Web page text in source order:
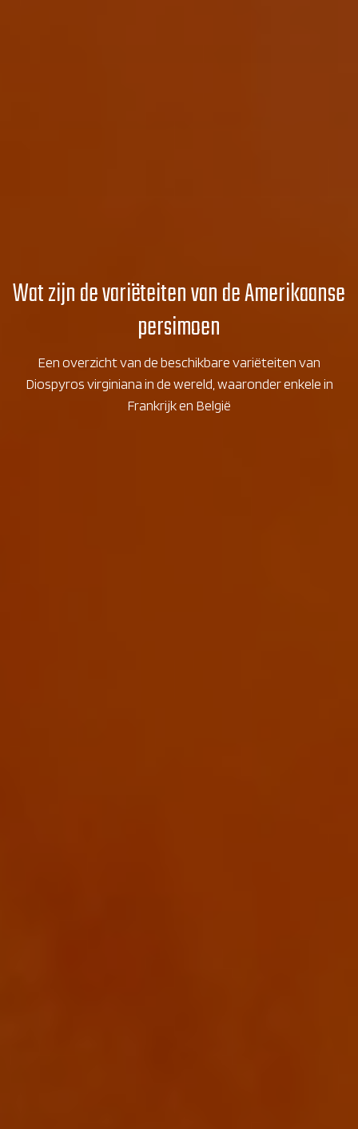
Wat zijn de variëteiten van de Amerikaanse
persimoen
Een overzicht van de beschikbare variëteiten van
Diospyros virginiana in de wereld, waaronder enkele in
Frankrijk en België